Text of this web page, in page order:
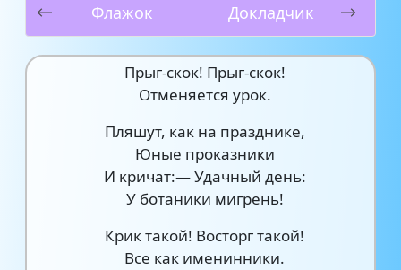
Флажок Докладчик
Прыг-скок! Прыг-скок!
Отменяется урок.
Пляшут, как на празднике,
Юные проказники
И кричат:— Удачный день:
У ботаники мигрень!
Крик такой! Восторг такой!
Все как именинники.